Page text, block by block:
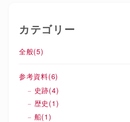
カテゴリー
全般(5)
参考資料(6)
史跡(4)
歴史 (1)
船(1)